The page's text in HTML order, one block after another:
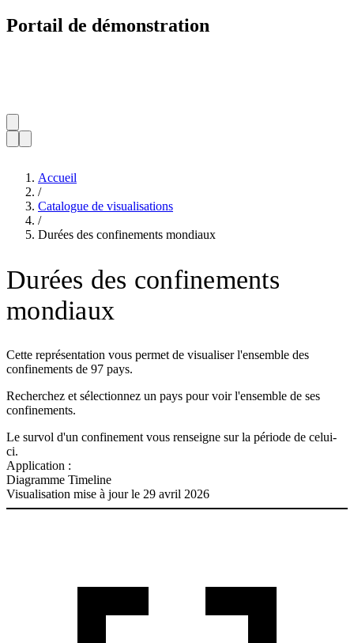
Portail de démonstration
Accueil
/
Catalogue de visualisations
/
Durées des confinements mondiaux
Durées des confinements
mondiaux
Cette représentation vous permet de visualiser l'ensemble des
confinements de 97 pays.
Recherchez et sélectionnez un pays pour voir l'ensemble de ses
confinements.
Le survol d'un confinement vous renseigne sur la période de celui-
ci.
Application :
Diagramme Timeline
Visualisation mise à jour le 29 avril 2026